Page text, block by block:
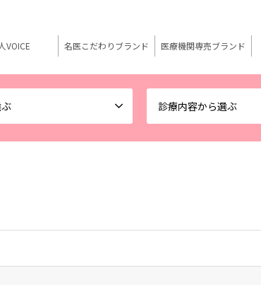
診療内容から選ぶ
VOICE 名医こだわりブランド 医療機関専売ブランド